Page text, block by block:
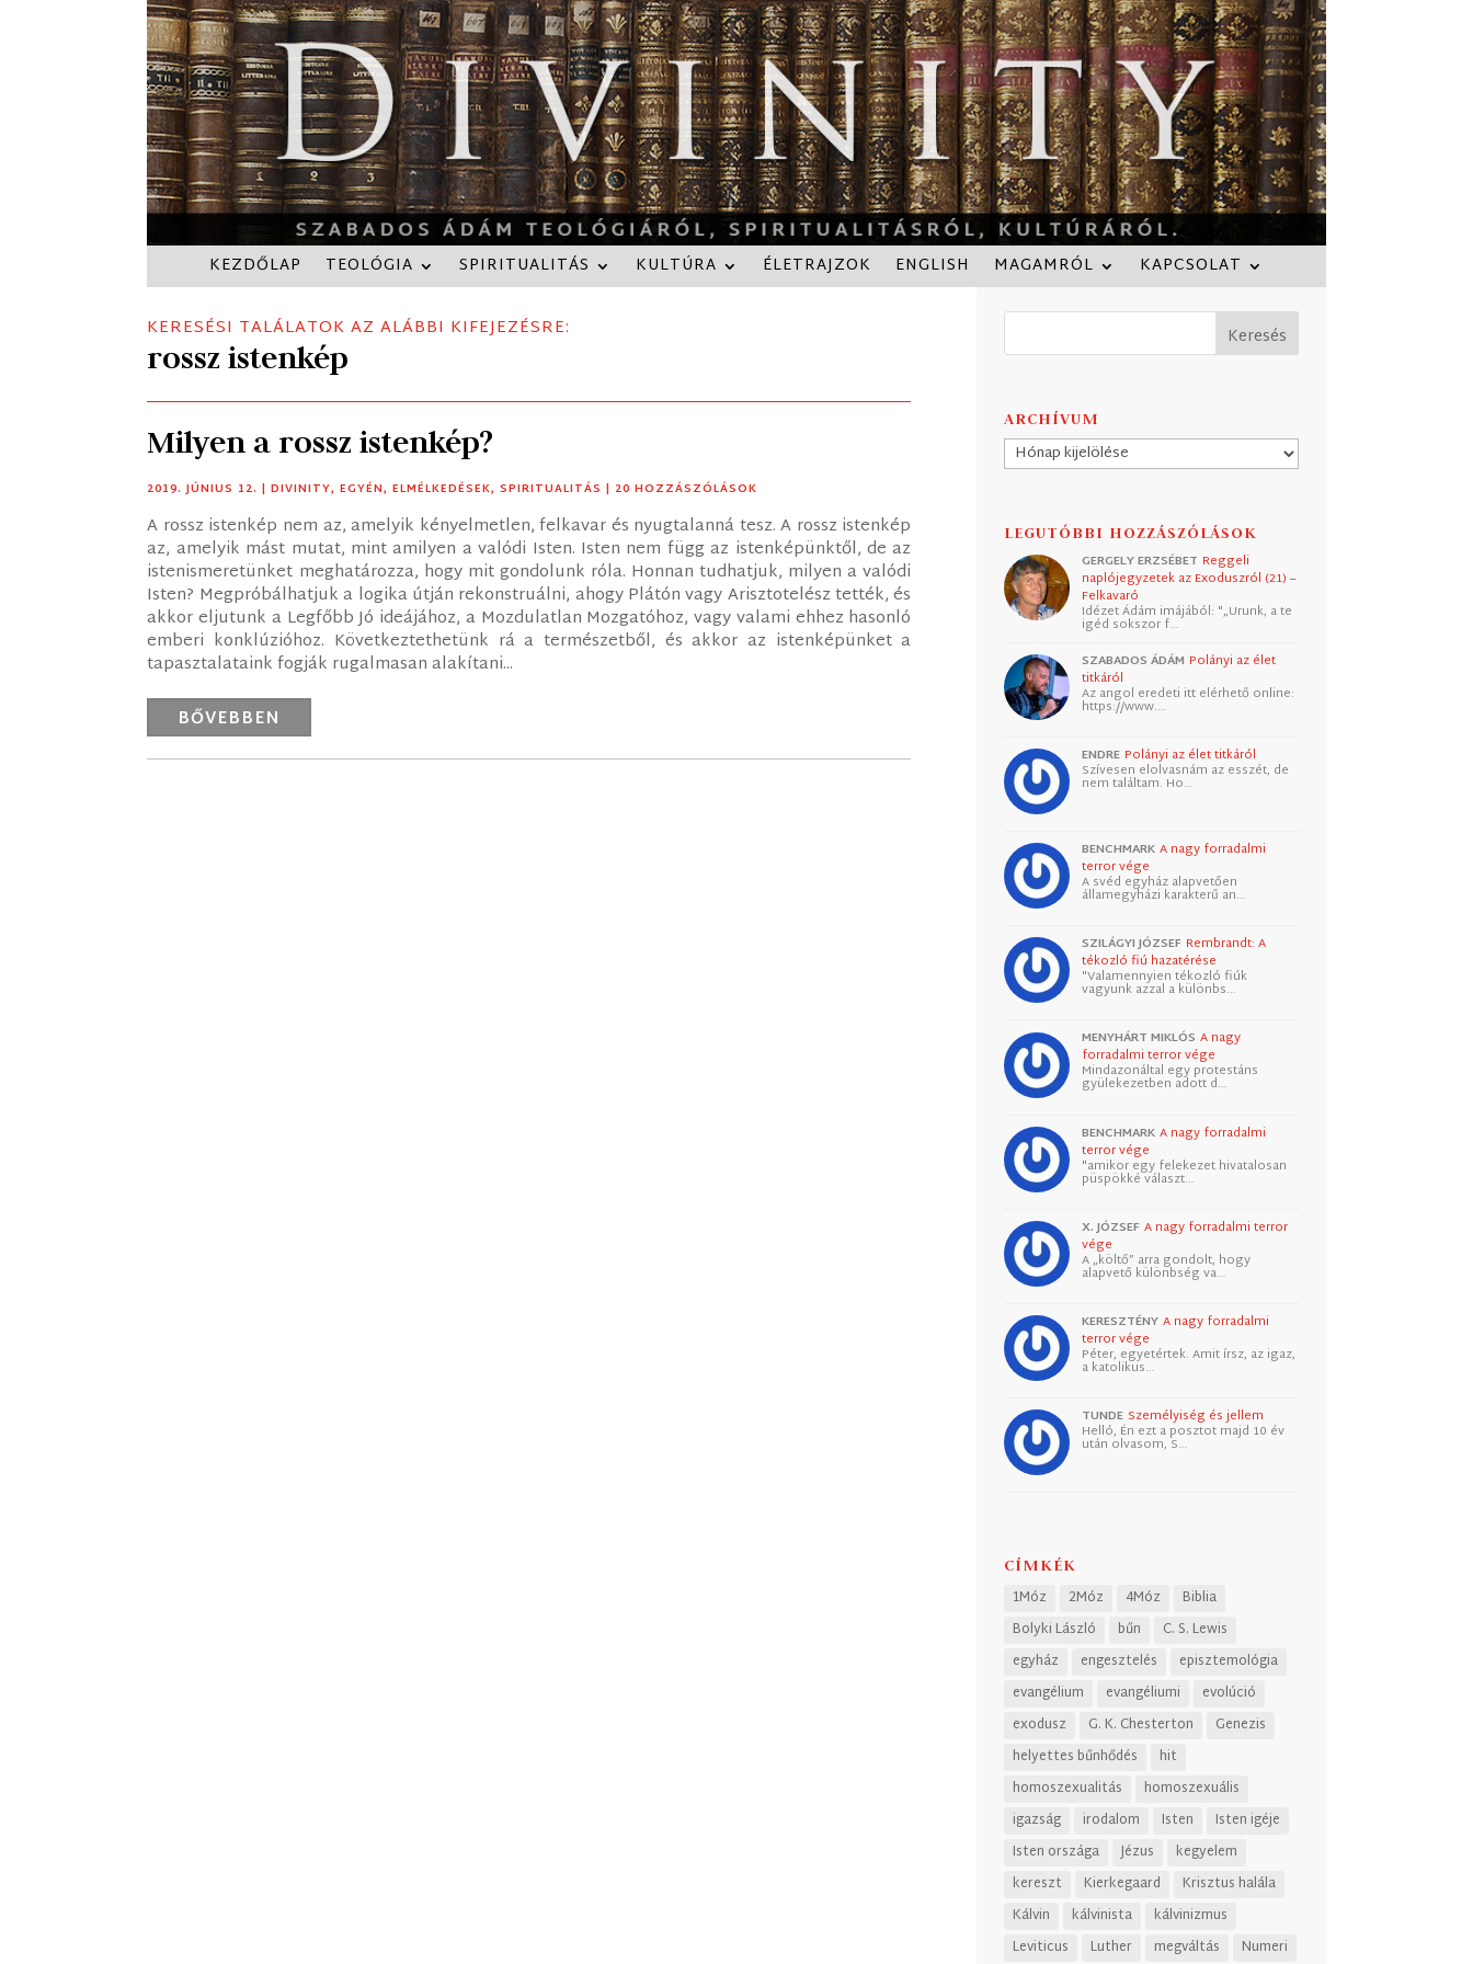
KEZDŐLAP TEOLÓGIA SPIRITUALITÁS KULTÚRA ÉLETRAJZOK ENGLISH MAGAMRÓL KAPCSOLAT
KERESÉSI TALÁLATOK AZ ALÁBBI KIFEJEZÉSRE:
rossz istenkép
Milyen a rossz istenkép?
2019. JÚNIUS 12. |DIVINITY,EGYÉN,ELMÉLKEDÉSEK,SPIRITUALITÁS | 20 HOZZÁSZÓLÁSOK
A rossz istenkép nem az, amelyik kényelmetlen, felkavar és nyugtalanná tesz. A rossz istenkép
az, amelyik mást mutat, mint amilyen a valódi Isten. Isten nem függ az istenképünktől, de az
istenismeretünket meghatározza, hogy mit gondolunk róla. Honnan tudhatjuk, milyen a valódi
Isten? Megpróbálhatjuk a logika útján rekonstruálni, ahogy Plátón vagy Arisztotelész tették, és
akkor eljutunk a Legfőbb Jó ideájához, a Mozdulatlan Mozgatóhoz, vagy valami ehhez hasonló
emberi konklúzióhoz. Következtethetünk rá a természetből, és akkor az istenképünket a
tapasztalataink fogják rugalmasan alakítani...
BŐVEBBEN
ARCHÍVUM
Archívum
LEGUTÓBBI HOZZÁSZÓLÁSOK
GERGELY ERZSÉBET Reggeli
naplójegyzetek az Exoduszról (21) –
Felkavaró
Idézet Ádám imájából: "„Urunk, a te
igéd sokszor f…
SZABADOS ÁDÁM Polányi az élet
titkáról
Az angol eredeti itt elérhető online:
https://www.…
ENDRE Polányi az élet titkáról
Szívesen elolvasnám az esszét, de
nem találtam. Ho…
BENCHMARK A nagy forradalmi
terror vége
A svéd egyház alapvetően
államegyházi karakterű an…
SZILÁGYI JÓZSEF Rembrandt: A
tékozló fiú hazatérése
"Valamennyien tékozló fiúk
vagyunk azzal a különbs…
MENYHÁRT MIKLÓS A nagy
forradalmi terror vége
Mindazonáltal egy protestáns
gyülekezetben adott d…
BENCHMARK A nagy forradalmi
terror vége
"amikor egy felekezet hivatalosan
püspökké választ…
X. JÓZSEF A nagy forradalmi terror
vége
A „költő” arra gondolt, hogy
alapvető különbség va…
KERESZTÉNY A nagy forradalmi
terror vége
Péter, egyetértek. Amit írsz, az igaz,
a katolikus…
TUNDE Személyiség és jellem
Helló, Én ezt a posztot majd 10 év
után olvasom, S…
CÍMKÉK
1Móz 2Móz 4Móz
Biblia
Bolyki László
bűn
C. S. Lewis
egyház
engesztelés
episztemológia
evangélium
evangéliumi
evolúció
exodusz
G. K. Chesterton
Genezis
helyettes bűnhődés
hit
homoszexualitás
homoszexuális
igazság
irodalom Isten
Isten igéje
Isten országa
Jézus
kegyelem
kereszt
Kierkegaard
Krisztus halála
Kálvin
kálvinista
kálvinizmus
Leviticus
Luther megváltás Numeri